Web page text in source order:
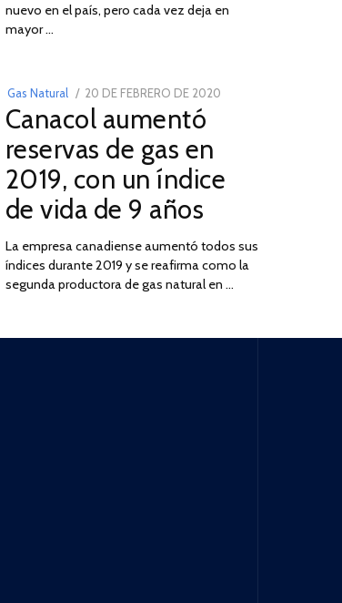
2022
nuevo en el país, pero cada vez deja en
mayor …
03
Gas Natural
POSTED
ON
20 DE FEBRERO DE 2020
2025
Canacol aumentó
reservas de gas en
2019, con un índice
de vida de 9 años
La empresa canadiense aumentó todos sus
índices durante 2019 y se reafirma como la
segunda productora de gas natural en …